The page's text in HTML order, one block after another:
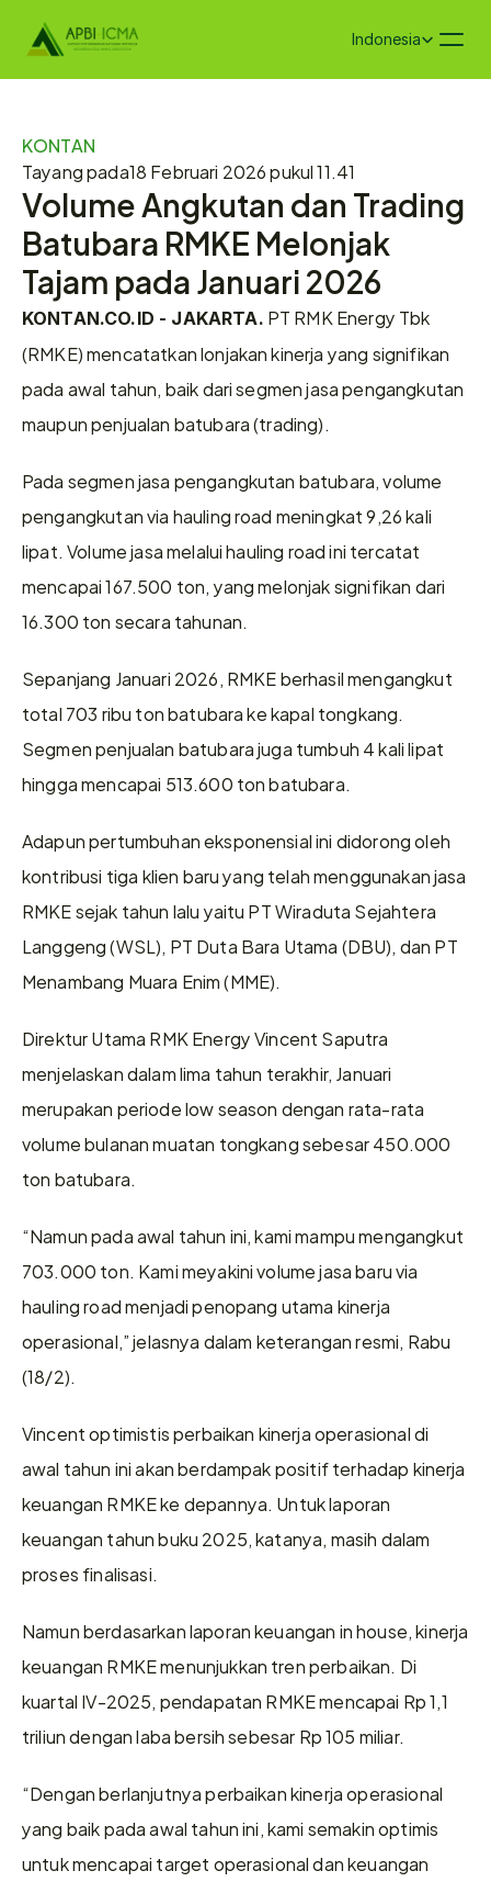
Select Language
Indonesia
KONTAN
Tayang pada18 Februari 2026 pukul 11.41
Volume Angkutan dan Trading
Batubara RMKE Melonjak
Tajam pada Januari 2026
KONTAN.CO.ID - JAKARTA. PT RMK Energy Tbk
(RMKE) mencatatkan lonjakan kinerja yang signifikan
pada awal tahun, baik dari segmen jasa pengangkutan
maupun penjualan batubara (trading).
Pada segmen jasa pengangkutan batubara, volume
pengangkutan via hauling road meningkat 9,26 kali
lipat. Volume jasa melalui hauling road ini tercatat
mencapai 167.500 ton, yang melonjak signifikan dari
16.300 ton secara tahunan.
Sepanjang Januari 2026, RMKE berhasil mengangkut
total 703 ribu ton batubara ke kapal tongkang.
Segmen penjualan batubara juga tumbuh 4 kali lipat
hingga mencapai 513.600 ton batubara.
Adapun pertumbuhan eksponensial ini didorong oleh
kontribusi tiga klien baru yang telah menggunakan jasa
RMKE sejak tahun lalu yaitu PT Wiraduta Sejahtera
Langgeng (WSL), PT Duta Bara Utama (DBU), dan PT
Menambang Muara Enim (MME).
Direktur Utama RMK Energy Vincent Saputra
menjelaskan dalam lima tahun terakhir, Januari
merupakan periode low season dengan rata-rata
volume bulanan muatan tongkang sebesar 450.000
ton batubara.
“Namun pada awal tahun ini, kami mampu mengangkut
703.000 ton. Kami meyakini volume jasa baru via
hauling road menjadi penopang utama kinerja
operasional,” jelasnya dalam keterangan resmi, Rabu
(18/2).
Vincent optimistis perbaikan kinerja operasional di
awal tahun ini akan berdampak positif terhadap kinerja
keuangan RMKE ke depannya. Untuk laporan
keuangan tahun buku 2025, katanya, masih dalam
proses finalisasi.
Namun berdasarkan laporan keuangan in house, kinerja
keuangan RMKE menunjukkan tren perbaikan. Di
kuartal IV-2025, pendapatan RMKE mencapai Rp 1,1
triliun dengan laba bersih sebesar Rp 105 miliar.
“Dengan berlanjutnya perbaikan kinerja operasional
yang baik pada awal tahun ini, kami semakin optimis
untuk mencapai target operasional dan keuangan